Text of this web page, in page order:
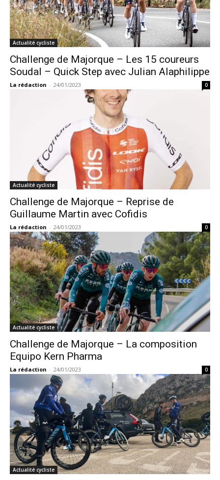
Actualité cycliste
Challenge de Majorque – Les 15 coureurs
Soudal – Quick Step avec Julian Alaphilippe
La rédaction - 24/01/2023 0
Actualité cycliste
Challenge de Majorque – Reprise de
Guillaume Martin avec Cofidis
La rédaction - 24/01/2023 0
Actualité cycliste
Challenge de Majorque – La composition
Equipo Kern Pharma
La rédaction - 24/01/2023 0
Actualité cycliste